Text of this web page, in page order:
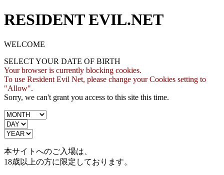
RESIDENT EVIL.NET
WELCOME
SELECT YOUR DATE OF BIRTH
Your browser is currently blocking cookies.
To use Resident Evil Net, please change your Cookies setting to
"Allow".
Sorry, we can't grant you access to this site this time.
本サイトへのご入場は、
18歳以上の方に限定しております。